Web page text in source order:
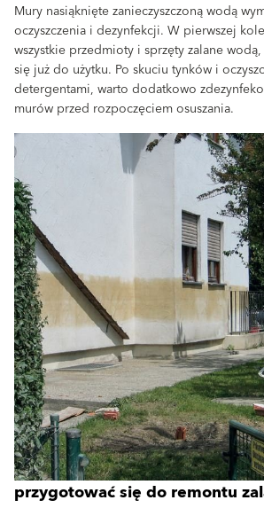
Mury nasiąknięte zanieczyszczoną wodą
oczyszczenia i dezynfekcji. W pierwszej
wszystkie przedmioty i sprzęty zalane
się już do użytku. Po skuciu tynków i
detergentami, warto dodatkowo
murów przed rozpoczęciem osuszania.
przygotować się do remontu